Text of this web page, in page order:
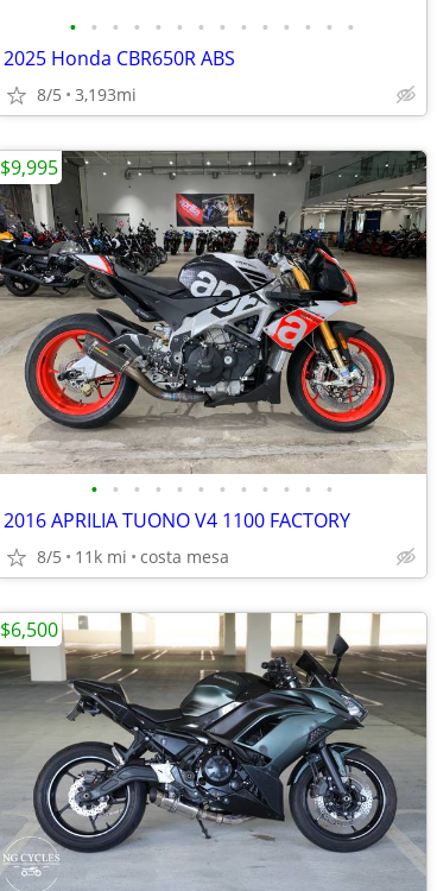
• • • • • • • • • • • • • •
2025 Honda CBR650R ABS
8/5 3,193mi
• • • • • • • • • • • •
2016 APRILIA TUONO V4 1100 FACTORY
8/5 11k mi costa mesa
$9,995
$6,500